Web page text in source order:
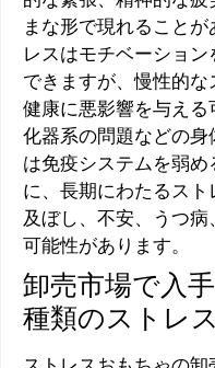
まな形で現れること
レスはモチベーショ
できますが、慢性的
健康に悪影響を与え
化器系の問題などの
は免疫システムを弱
に、長期にわたるス
及ぼし、不安、うつ
可能性があります。
卸売市場で入
種類のストレ